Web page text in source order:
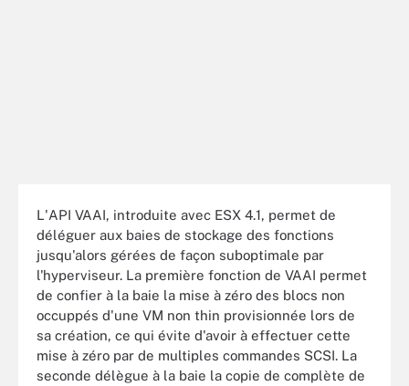
L'API VAAI, introduite avec ESX 4.1, permet de
déléguer aux baies de stockage des fonctions
jusqu'alors gérées de façon suboptimale par
l'hyperviseur. La première fonction de VAAI permet
de confier à la baie la mise à zéro des blocs non
occuppés d'une VM non thin provisionnée lors de
sa création, ce qui évite d'avoir à effectuer cette
mise à zéro par de multiples commandes SCSI. La
seconde délègue à la baie la copie de complète de